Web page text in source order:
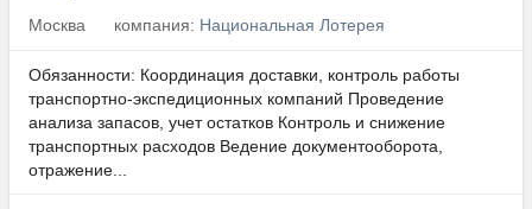
Москва компания: Национальная Лотерея
Обязанности: Координация доставки, контроль работы
транспортно-экспедиционных компаний Проведение
анализа запасов, учет остатков Контроль и снижение
транспортных расходов Ведение документооборота,
отражение...